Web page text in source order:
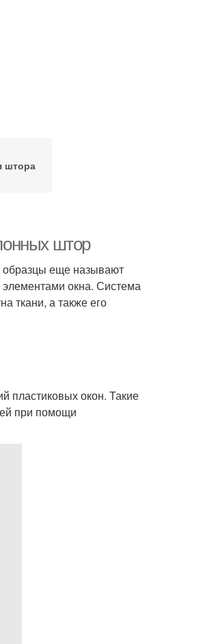
штора
штор
образцы еще называют
окна. Система
ткани, а также его
пластиковых окон. Такие
при помощи